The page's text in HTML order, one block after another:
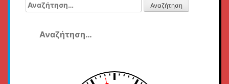
Αναζήτηση
για:
για: